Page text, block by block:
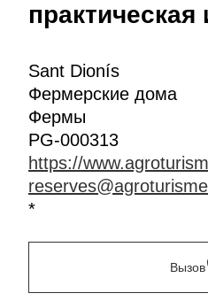
Sant Dionís
Фермерские дома
Фермы
PG-000313
https://
*
Вызов